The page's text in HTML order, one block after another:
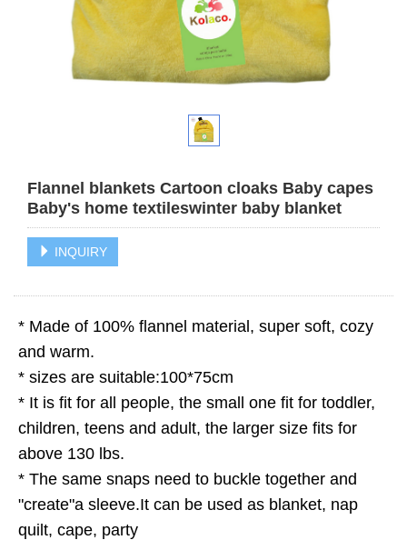
Flannel blankets Cartoon cloaks Baby capes
Baby's home textileswinter baby blanket
INQUIRY
* Made of 100% flannel material, super soft, cozy
and warm.
* sizes are suitable:100*75cm
* It is fit for all people, the small one fit for toddler,
children, teens and adult, the larger size fits for
above 130 lbs.
* The same snaps need to buckle together and
"create"a sleeve.It can be used as blanket, nap
quilt, cape, party